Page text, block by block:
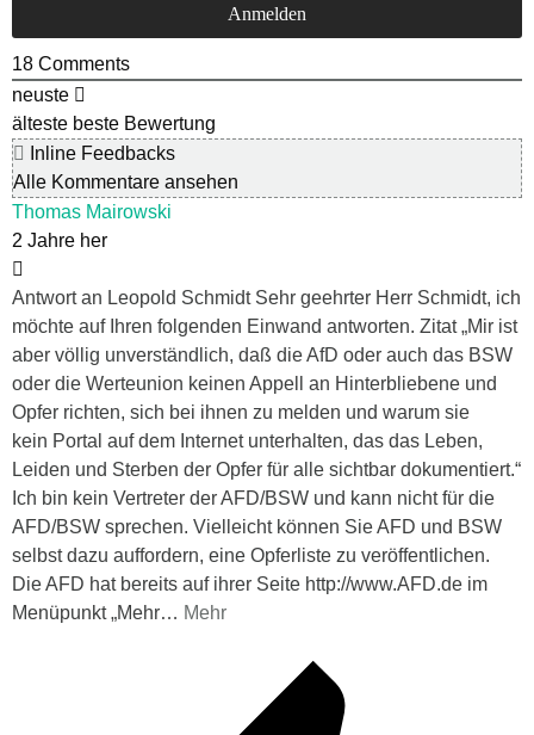
18 Comments
neuste
älteste beste Bewertung
Inline Feedbacks
Alle Kommentare ansehen
Thomas Mairowski
2 Jahre her
Antwort an Leopold Schmidt Sehr geehrter Herr Schmidt, ich
möchte auf Ihren folgenden Einwand antworten. Zitat „Mir ist
aber völlig unverständlich, daß die AfD oder auch das BSW
oder die Werteunion keinen Appell an Hinterbliebene und
Opfer richten, sich bei ihnen zu melden und warum sie
kein Portal auf dem Internet unterhalten, das das Leben,
Leiden und Sterben der Opfer für alle sichtbar dokumentiert.“
Ich bin kein Vertreter der AFD/BSW und kann nicht für die
AFD/BSW sprechen. Vielleicht können Sie AFD und BSW
selbst dazu auffordern, eine Opferliste zu veröffentlichen.
Die AFD hat bereits auf ihrer Seite http://www.AFD.de im
Menüpunkt „Mehr… Mehr